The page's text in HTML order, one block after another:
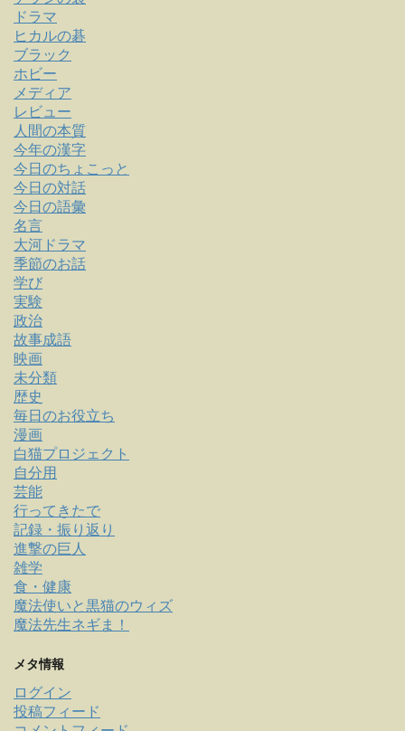
ドラマ
ヒカルの碁
ブラック
ホビー
メディア
レビュー
人間の本質
今年の漢字
今日のちょこっと
今日の対話
今日の語彙
名言
大河ドラマ
季節のお話
学び
実験
政治
故事成語
映画
未分類
歴史
毎日のお役立ち
漫画
白猫プロジェクト
自分用
芸能
行ってきたで
記録・振り返り
進撃の巨人
雑学
食・健康
魔法使いと黒猫のウィズ
魔法先生ネギま！
メタ情報
ログイン
投稿フィード